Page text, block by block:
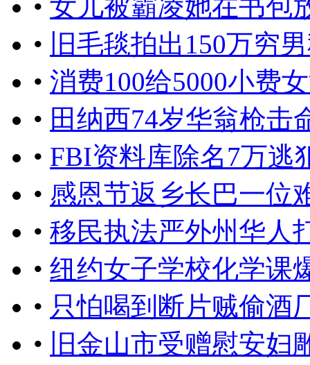
• 女儿被霸凌她在书包
•
旧毛毯拍出150万穷
• 消费100给5000小费
• 田纳西74岁华翁枪击
• FBI资料库除名7万逃
• 感恩节返乡长巴一位
• 移民执法严外州华人
• 纽约女子学校化学课
• 只怕喝到断片贼偷酒
•
旧金山市受赠慰安